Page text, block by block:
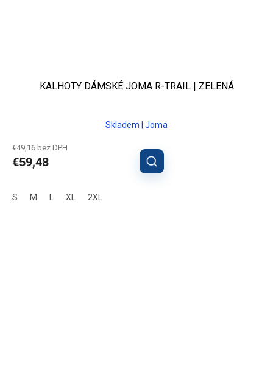
KALHOTY DÁMSKÉ JOMA R-TRAIL | ZELENÁ
Skladem | Joma
€49,16 bez DPH
€59,48
S M XL 2XL